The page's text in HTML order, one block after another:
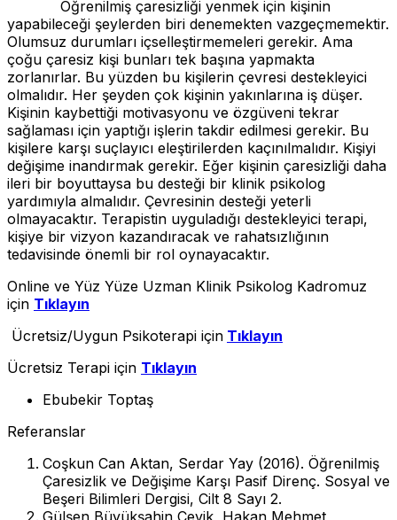
Öğrenilmiş çaresizliği yenmek için kişinin
yapabileceği şeylerden biri denemekten vazgeçmemektir.
Olumsuz durumları içselleştirmemeleri gerekir. Ama
çoğu çaresiz kişi bunları tek başına yapmakta
zorlanırlar. Bu yüzden bu kişilerin çevresi destekleyici
olmalıdır. Her şeyden çok kişinin yakınlarına iş düşer.
Kişinin kaybettiği motivasyonu ve özgüveni tekrar
sağlaması için yaptığı işlerin takdir edilmesi gerekir. Bu
kişilere karşı suçlayıcı eleştirilerden kaçınılmalıdır. Kişiyi
değişime inandırmak gerekir. Eğer kişinin çaresizliği daha
ileri bir boyuttaysa bu desteği bir klinik psikolog
yardımıyla almalıdır. Çevresinin desteği yeterli
olmayacaktır. Terapistin uyguladığı destekleyici terapi,
kişiye bir vizyon kazandıracak ve rahatsızlığının
tedavisinde önemli bir rol oynayacaktır.
Online ve Yüz Yüze Uzman Klinik Psikolog Kadromuz
için Tıklayın
Ücretsiz/Uygun Psikoterapi için Tıklayın
Ücretsiz Terapi için Tıklayın
Ebubekir Toptaş
Referanslar
Coşkun Can Aktan, Serdar Yay (2016). Öğrenilmiş
Çaresizlik ve Değişime Karşı Pasif Direnç. Sosyal ve
Beşeri Bilimleri Dergisi, Cilt 8 Sayı 2.
Gülşen Büyükşahin Çevik, Hakan Mehmet